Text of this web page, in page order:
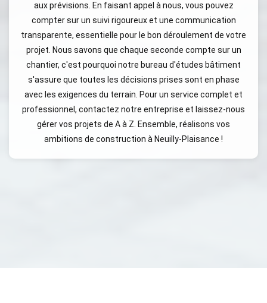
aux prévisions. En faisant appel à nous, vous pouvez
compter sur un suivi rigoureux et une communication
transparente, essentielle pour le bon déroulement de votre
projet. Nous savons que chaque seconde compte sur un
chantier, c'est pourquoi notre bureau d'études bâtiment
s'assure que toutes les décisions prises sont en phase
avec les exigences du terrain. Pour un service complet et
professionnel, contactez notre entreprise et laissez-nous
gérer vos projets de A à Z. Ensemble, réalisons vos
ambitions de construction à Neuilly-Plaisance !